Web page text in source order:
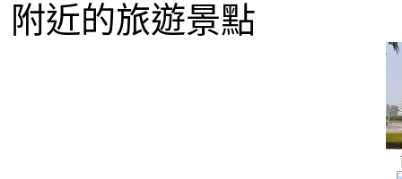
附近的旅遊景點